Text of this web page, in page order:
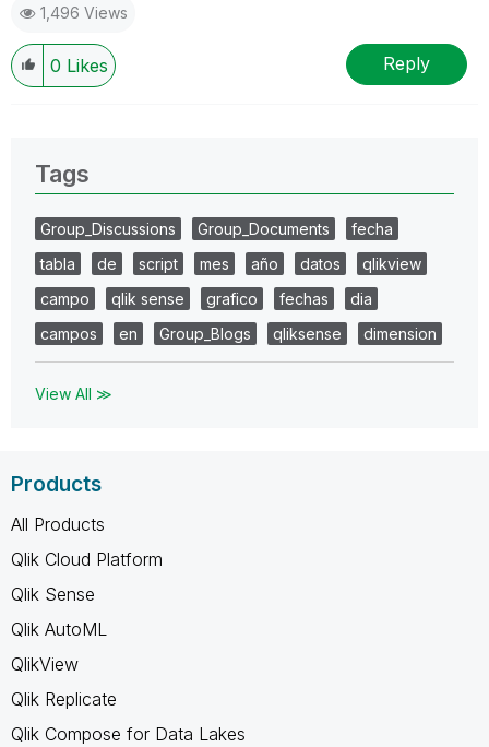
1,496 Views
0 Likes Reply
Tags
Group_Discussions Group_Documents
fecha
tabla
de script mes año datos
qlikview
campo
qlik sense grafico fechas
dia
campos
en Group_Blogs qliksense dimension
View All ≫
Products
All Products
Qlik Cloud Platform
Qlik Sense
Qlik AutoML
QlikView
Qlik Replicate
Qlik Compose for Data Lakes